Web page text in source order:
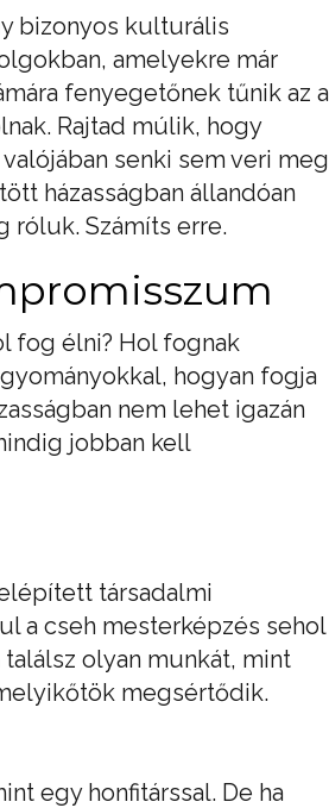
bizonyos kulturális
amelyekre már
fenyegetőnek tűnik az a
Rajtad múlik, hogy
senki sem veri meg
házasságban állandóan
róluk. Számíts erre.
fog élni? Hol fognak
hogyan fogja
nem lehet igazán
jobban kell
társadalmi
a cseh mesterképzés sehol
olyan munkát, mint
megsértődik.
egy honfitárssal. De ha